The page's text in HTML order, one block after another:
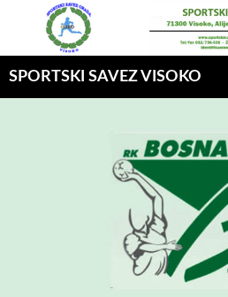
SPORTSKI SAVEZ VISOKO